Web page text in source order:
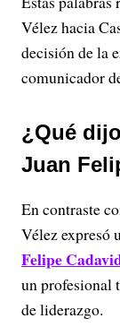
Vélez hacia
decisión de la
comunicador
¿Qué
Juan
En contraste
Vélez expresó
Felipe
un profesional
de liderazgo.